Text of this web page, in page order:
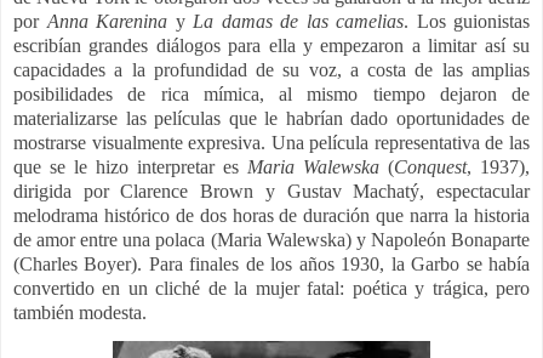
por Anna Karenina y La damas de las camelias. Los guionistas
escribían grandes diálogos para ella y empezaron a limitar así su
capacidades a la profundidad de su voz, a costa de las amplias
posibilidades de rica mímica, al mismo tiempo dejaron de
materializarse las películas que le habrían dado oportunidades de
mostrarse visualmente expresiva. Una película representativa de las
que se le hizo interpretar es Maria Walewska (Conquest, 1937),
dirigida por Clarence Brown y Gustav Machatý, espectacular
melodrama histórico de dos horas de duración que narra la historia
de amor entre una polaca (Maria Walewska) y Napoleón Bonaparte
(Charles Boyer). Para finales de los años 1930, la Garbo se había
convertido en un cliché de la mujer fatal: poética y trágica, pero
también modesta.